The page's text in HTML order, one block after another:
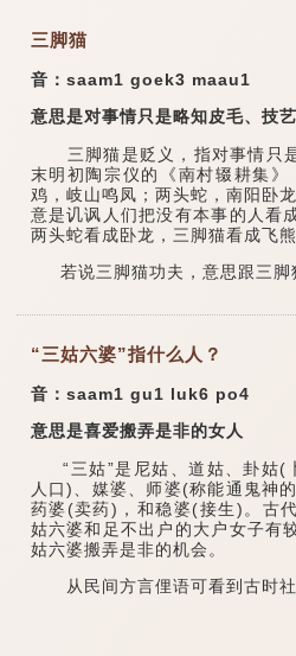
三脚猫
音：saam1 goek3 maau1
意思是对事情只是略知皮毛、技
三脚猫是贬义，指对事情只
末明初陶宗仪的《南村辍耕集》
鸡，岐山鸣凤；两头蛇，南阳卧
意是讥讽人们把没有本事的人看
两头蛇看成卧龙，三脚猫看成飞熊
若说三脚猫功夫，意思跟三脚
“三姑六婆”指什么人？
音：saam1 gu1 luk6 po4
意思是喜爱搬弄是非的女人
“三姑”是尼姑、道姑、卦姑(
人口)、媒婆、师婆(称能通鬼神
药婆(卖药)，和稳婆(接生)。古
姑六婆和足不出户的大户女子有
姑六婆搬弄是非的机会。
从民间方言俚语可看到古时社